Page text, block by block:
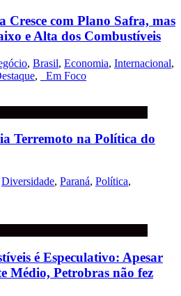
Cresce com Plano Safra, mas
e Alta dos Combustíveis
, Brasil, Economia, Internacional,
, _Em Foco
Terremoto na Política do
Diversidade, Paraná, Política,
é Especulativo: Apesar
Médio, Petrobras não fez